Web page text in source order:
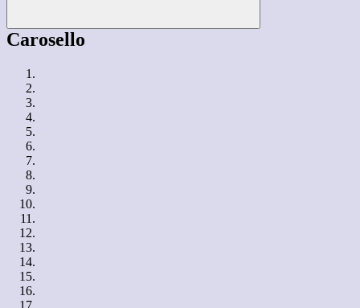
Carosello